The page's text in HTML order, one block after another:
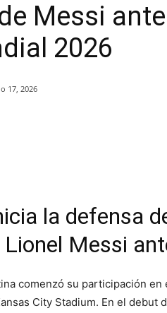
Messi
2026
17, 2026
la defensa
Messi
comenzó su participación
City Stadium. En el debut